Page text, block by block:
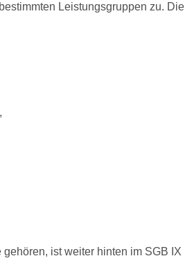
Leistungsgruppen zu. Die
ist weiter hinten im SGB IX